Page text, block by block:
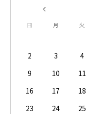
日 月 火
2
3 4
9
10 11
16
17 18
23
24 25